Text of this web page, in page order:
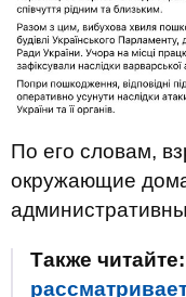
По его словам,
окружающие
Также читайте: